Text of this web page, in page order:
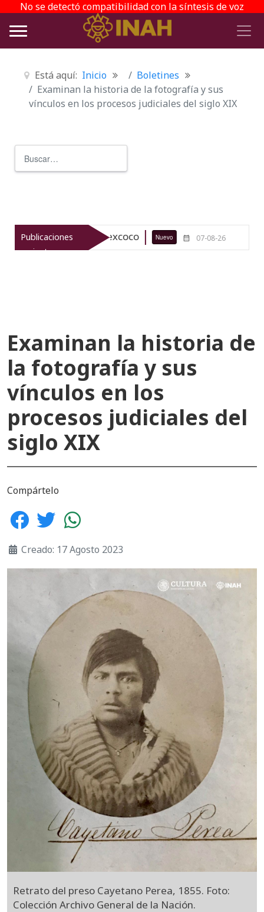
No se detectó compatibilidad con la síntesis de voz
Está aquí: Inicio
Boletines
Examinan la historia de la fotografía y sus
vínculos en los procesos judiciales del siglo XIX
Publicaciones
recientes
de Texcoco Nuevo 07-08-26 El viaje del
Examinan la historia de
la fotografía y sus
vínculos en los
procesos judiciales del
siglo XIX
Compártelo
Creado: 17 Agosto 2023
Retrato del preso Cayetano Perea, 1855. Foto:
Colección Archivo General de la Nación.